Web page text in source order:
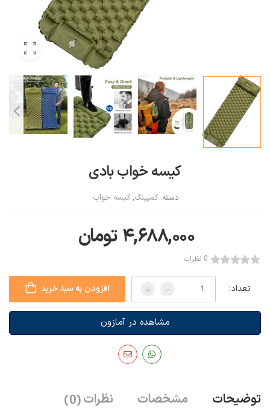
کیسه خواب بادی
دسته:کمپینگ,کیسه خواب
۴,۶۸۸,۰۰۰ تومان
0 نظرات
تعداد: افزودن به سبد خرید
مشاهده در آمازون
توضیحات مشخصات نظرات(0)